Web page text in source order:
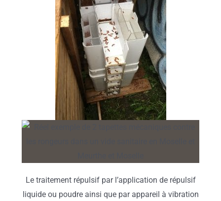
Le traitement répulsif par l’application de répulsif
liquide ou poudre ainsi que par appareil à vibration